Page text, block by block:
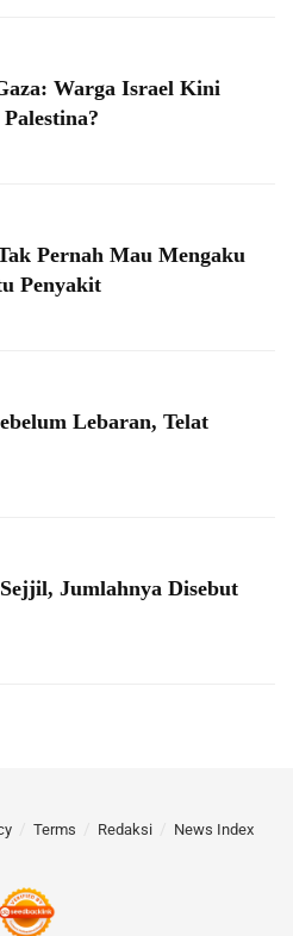
Warga Israel Kini
Pernah Mau Mengaku
Penyakit
Lebaran, Telat
Jumlahnya Disebut
Terms Redaksi News Index